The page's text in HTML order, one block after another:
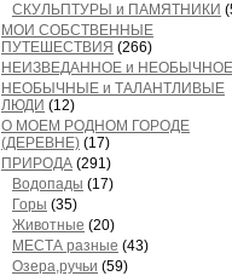
СКУЛЬПТУРЫ и ПАМЯТНИКИ
МОИ СОБСТВЕННЫЕ
ПУТЕШЕСТВИЯ (266)
НЕИЗВЕДАННОЕ и НЕОБЫЧНОЕ
НЕОБЫЧНЫЕ и ТАЛАНТЛИВЫЕ
ЛЮДИ (12)
О МОЕМ РОДНОМ ГОРОДЕ
(ДЕРЕВНЕ) (17)
ПРИРОДА (291)
Водопады (17)
Горы (35)
Животные (20)
МЕСТА разные (43)
Озера,ручьи (59)